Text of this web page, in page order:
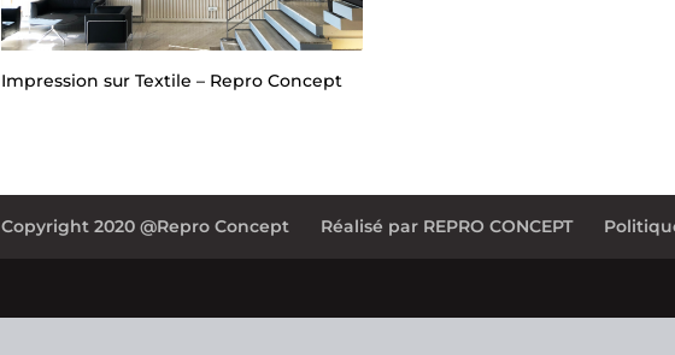
Impression sur Textile – Repro Concept
Copyright 2020 @Repro Concept Réalisé par REPRO CONCEPT